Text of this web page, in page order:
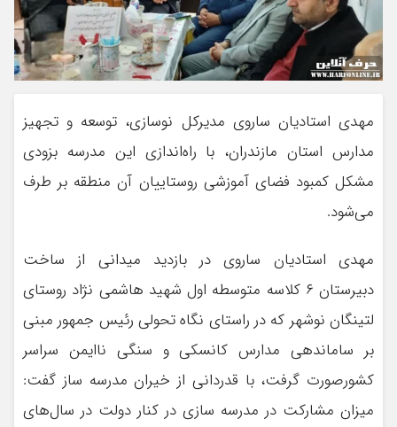
مهدی استادیان ساروی مدیرکل نوسازی، توسعه و تجهیز
مدارس استان مازندران، با راه‌اندازی این مدرسه بزودی
مشکل کمبود فضای آموزشی روستاییان آن منطقه بر طرف
می‌شود.
مهدی استادیان ساروی در بازدید میدانی از ساخت
دبیرستان ۶ کلاسه متوسطه اول شهید هاشمی نژاد روستای
لتینگان نوشهر که در راستای نگاه تحولی رئیس جمهور مبنی
بر ساماندهی مدارس کانسکی و سنگی ناایمن سراسر
کشورصورت گرفت، با قدردانی از خیران مدرسه ساز گفت:
میزان مشارکت در مدرسه سازی در کنار دولت در سال‌های